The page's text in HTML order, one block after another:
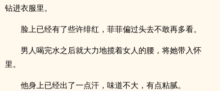
钻进衣服里。
脸上已经有了些许绯红，菲菲偏过头去不敢再多看。
男人喝完水之后就大力地揽着女人的腰，将她带入怀
里。
他身上已经出了一点汗，味道不大，有点粘腻。